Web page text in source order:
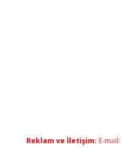
Reklam ve İletişim: E-mail: